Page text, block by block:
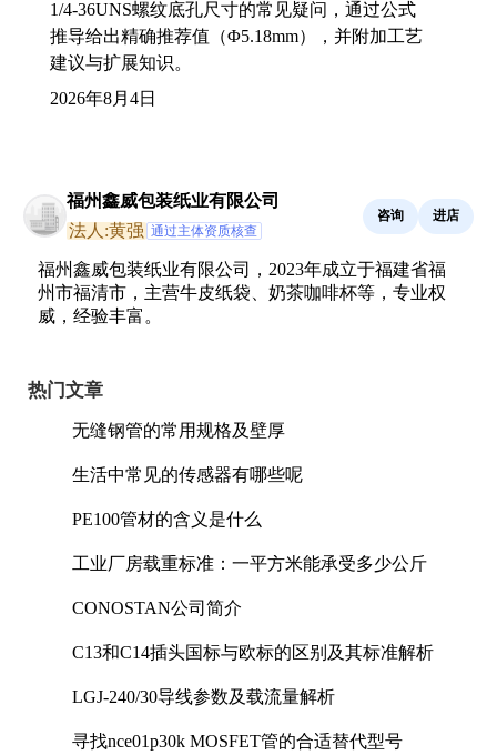
1/4-36UNS螺纹底孔尺寸的常见疑问，通过公式
推导给出精确推荐值（Φ5.18mm），并附加工艺
建议与扩展知识。
2026年8月4日
福州鑫威包装纸业有限公司
法人:黄强 通过主体资质核查
咨询 进店
福州鑫威包装纸业有限公司，2023年成立于福建省福
州市福清市，主营牛皮纸袋、奶茶咖啡杯等，专业权
威，经验丰富。
热门文章
无缝钢管的常用规格及壁厚
生活中常见的传感器有哪些呢
PE100管材的含义是什么
工业厂房载重标准：一平方米能承受多少公斤
CONOSTAN公司简介
C13和C14插头国标与欧标的区别及其标准解析
LGJ-240/30导线参数及载流量解析
寻找nce01p30k MOSFET管的合适替代型号